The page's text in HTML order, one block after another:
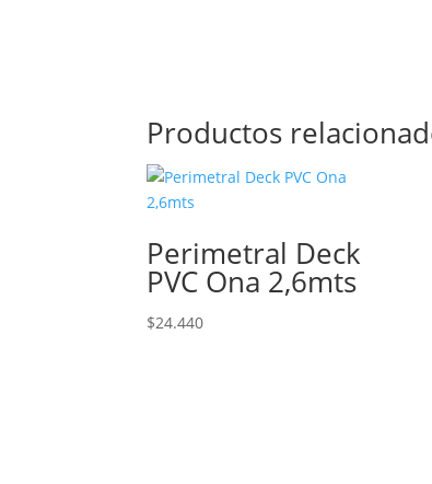
Productos
Perimetral Deck
PVC Ona 2,6mts
$24.440